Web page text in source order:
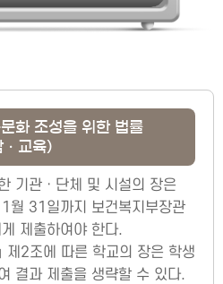
화 조성을 위한 법률
ㆍ교육)
기관ㆍ단체 및 시설의 장은
월 31일까지 보건복지부장관
제출하여야 한다.
제2조에 따른 학교의 장은 학생
결과 제출을 생략할 수 있다.